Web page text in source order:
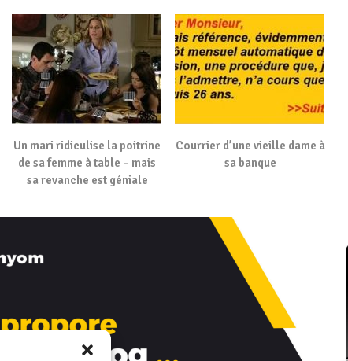
Un mari ridiculise la poitrine
de sa femme à table – mais
sa revanche est géniale
Courrier d’une vieille dame à
sa banque